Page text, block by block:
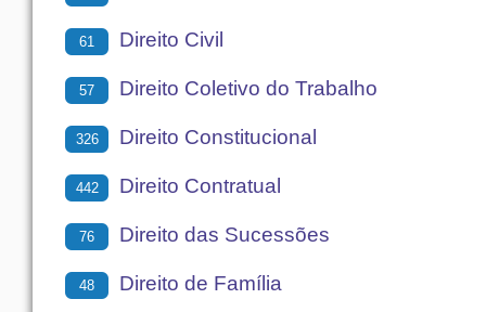
61 Direito Civil
57 Direito Coletivo do Trabalho
326 Direito Constitucional
442 Direito Contratual
76 Direito das Sucessões
48 Direito de Família